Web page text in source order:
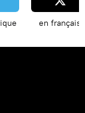
en français